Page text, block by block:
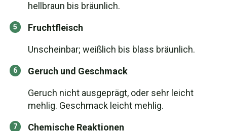
hellbraun bis bräunlich.
Fruchtfleisch
Unscheinbar; weißlich bis blass bräunlich.
Geruch und Geschmack
Geruch nicht ausgeprägt, oder sehr leicht
mehlig. Geschmack leicht mehlig.
Chemische Reaktionen